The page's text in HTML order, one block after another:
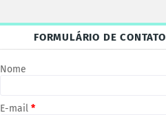
FORMULÁRIO DE CONTATO
Nome
E-mail *